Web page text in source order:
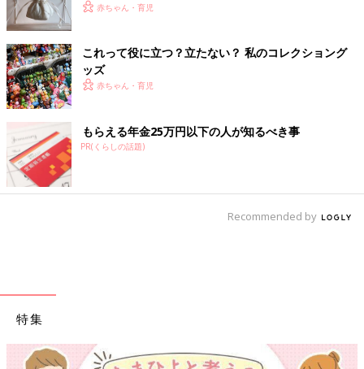
赤ちゃん・育児
これって役に立つ？立たない？ 私のコレクショング
ッズ
赤ちゃん・育児
もらえる年金25万円以下の人が知るべき事
PR(くらしの話題)
Recommended by
特集